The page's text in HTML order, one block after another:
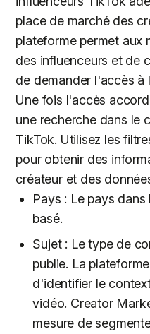
place de marché des
plateforme permet aux
des influenceurs et de
de demander l'accès à
Une fois l'accès
une recherche dans le
TikTok. Utilisez les
pour obtenir des
créateur et des
Pays : Le pays
basé.
Sujet : Le type de
publie. La
d'identifier le
vidéo. Creator
mesure de